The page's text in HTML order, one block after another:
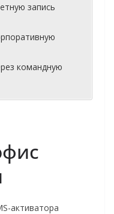
запись
командную
активатора